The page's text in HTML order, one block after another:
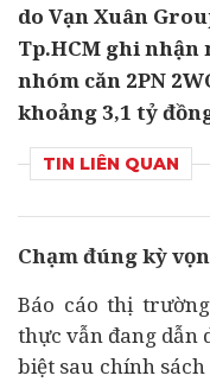
do Vạn Xuân
Tp.HCM ghi nhận
nhóm căn 2PN
khoảng 3,1 tỷ
TIN LIÊN QUAN
Chạm đúng kỳ
Báo cáo thị
thực vẫn đang dẫn
biệt sau chính